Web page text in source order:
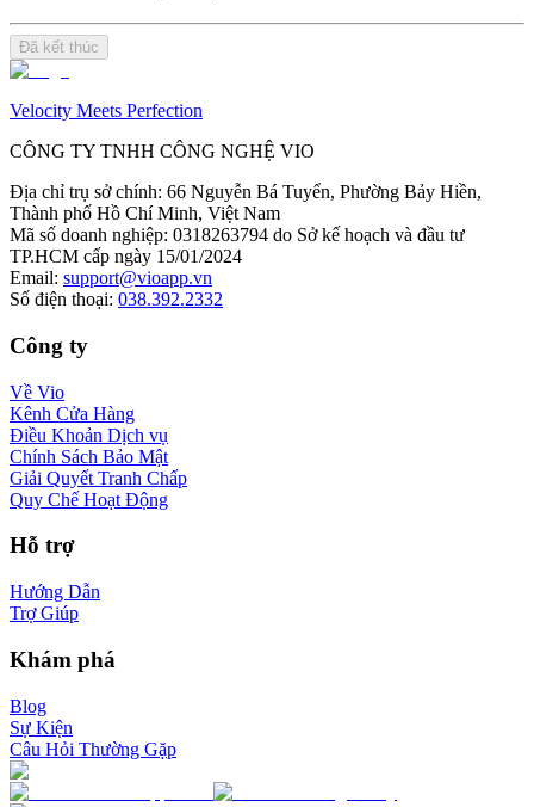
Đã kết thúc
Velocity Meets Perfection
CÔNG TY TNHH CÔNG NGHỆ VIO
Địa chỉ trụ sở chính: 66 Nguyễn Bá Tuyển, Phường Bảy Hiền,
Thành phố Hồ Chí Minh, Việt Nam
Mã số doanh nghiệp: 0318263794 do Sở kế hoạch và đầu tư
TP.HCM cấp ngày 15/01/2024
Email: support@vioapp.vn
Số điện thoại: 038.392.2332
Công ty
Về Vio
Kênh Cửa Hàng
Điều Khoản Dịch vụ
Chính Sách Bảo Mật
Giải Quyết Tranh Chấp
Quy Chế Hoạt Động
Hỗ trợ
Hướng Dẫn
Trợ Giúp
Khám phá
Blog
Sự Kiện
Câu Hỏi Thường Gặp